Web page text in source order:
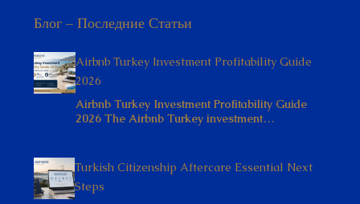
2026
Airbnb Turkey Investment Profitability Guide
2026 The Airbnb Turkey investment…
Steps
Turkish Citizenship Aftercare Essential Next